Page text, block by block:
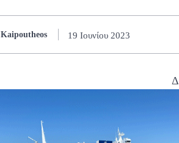
Kaipoutheos 19 Ιουνίου 2023